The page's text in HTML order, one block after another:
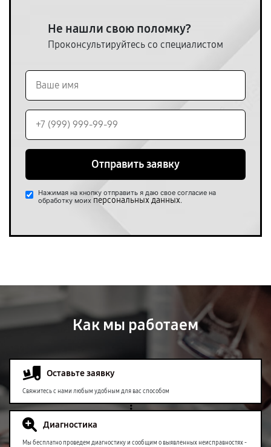
Не нашли свою поломку?
Проконсультируйтесь со специалистом
Отправить заявку
Нажимая на кнопку отправить я даю свое согласие на
обработку моих персональных данных.
Как мы работаем
Оставьте заявку
Свяжитесь с нами любым удобным для вас способом
Диагностика
Мы бесплатно проведем диагностику и сообщим о выявленных неисправностях -